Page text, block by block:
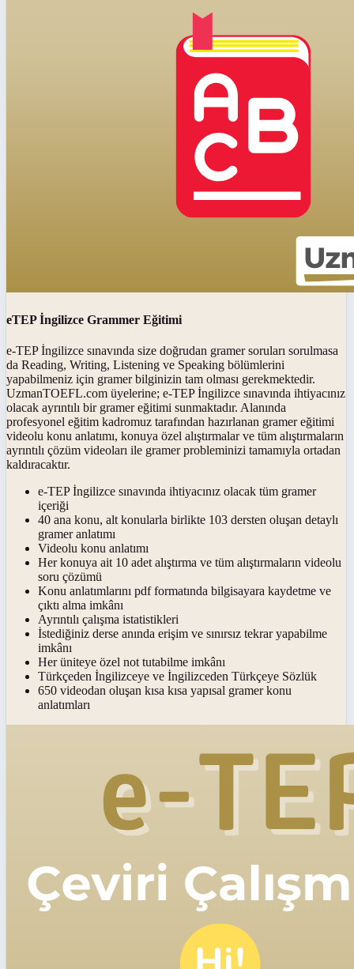
eTEP İngilizce Grammer Eğitimi
e-TEP İngilizce sınavında size doğrudan gramer soruları sorulmasa
da Reading, Writing, Listening ve Speaking bölümlerini
yapabilmeniz için gramer bilginizin tam olması gerekmektedir.
UzmanTOEFL.com üyelerine; e-TEP İngilizce sınavında ihtiyacınız
olacak ayrıntılı bir gramer eğitimi sunmaktadır. Alanında
profesyonel eğitim kadromuz tarafından hazırlanan gramer eğitimi
videolu konu anlatımı, konuya özel alıştırmalar ve tüm alıştırmaların
ayrıntılı çözüm videoları ile gramer probleminizi tamamıyla ortadan
kaldıracaktır.
e-TEP İngilizce sınavında ihtiyacınız olacak tüm gramer
içeriği
40 ana konu, alt konularla birlikte 103 dersten oluşan detaylı
gramer anlatımı
Videolu konu anlatımı
Her konuya ait 10 adet alıştırma ve tüm alıştırmaların videolu
soru çözümü
Konu anlatımlarını pdf formatında bilgisayara kaydetme ve
çıktı alma imkânı
Ayrıntılı çalışma istatistikleri
İstediğiniz derse anında erişim ve sınırsız tekrar yapabilme
imkânı
Her üniteye özel not tutabilme imkânı
Türkçeden İngilizceye ve İngilizceden Türkçeye Sözlük
650 videodan oluşan kısa kısa yapısal gramer konu
anlatımları